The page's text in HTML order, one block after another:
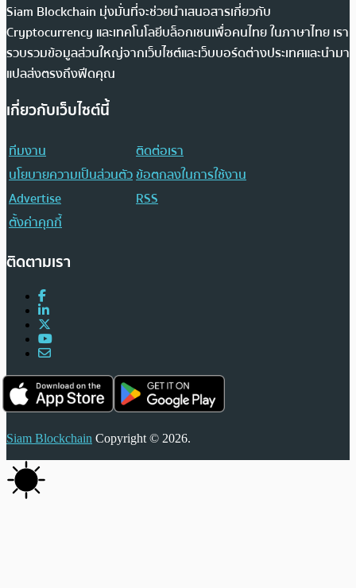
Siam Blockchain มุ่งมั่นที่จะช่วยนำเสนอสารเกี่ยวกับ
Cryptocurrency และเทคโนโลยีบล็อกเชนเพื่อคนไทย ในภาษาไทย เรา
รวบรวมข้อมูลส่วนใหญ่จากเว็บไซต์และเว็บบอร์ดต่างประเทศและนำมา
แปลส่งตรงถึงฟีดคุณ
เกี่ยวกับเว็บไซต์นี้
ทีมงาน
ติดต่อเรา
นโยบายความเป็นส่วนตัวข้อตกลงในการใช้งาน
Advertise
RSS
ตั้งค่าคุกกี้
ติดตามเรา
Siam Blockchain Copyright © 2026.